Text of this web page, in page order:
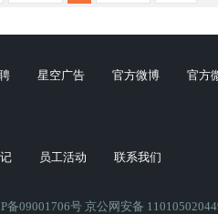
星空广告 官方微博 官方
员工活动 联系我们
备09001706号 京公网安备